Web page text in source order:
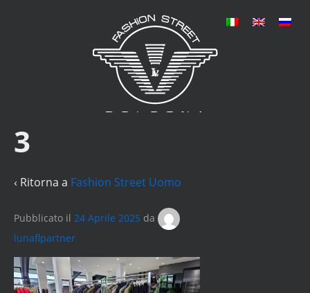
3
‹ Ritorna a Fashion Street Uomo
Pubblicato il 24 Aprile 2025 da
lunaflpartner